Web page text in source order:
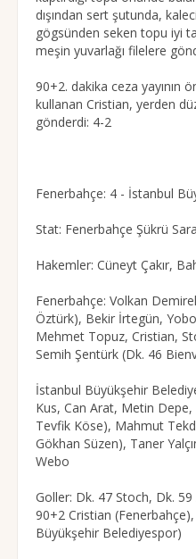
dışından sert şutunda,
gögsünden seken topu iyi
meşin yuvarlağı filelere
90+2. dakika ceza yayının
kullanan Cristian, yerden
gönderdi: 4-2
Fenerbahçe: 4 - İstanbul
Stat: Fenerbahçe Şükrü
Hakemler: Cüneyt Çakır,
Fenerbahçe: Volkan
Öztürk), Bekir İrtegün,
Mehmet Topuz, Cristian,
Semih Şentürk (Dk. 46
İstanbul Büyükşehir
Kus, Can Arat, Metin
Tevfik Köse), Mahmut
Gökhan Süzen), Taner
Webo
Goller: Dk. 47 Stoch, Dk.
90+2 Cristian
Büyükşehir Belediyespor)